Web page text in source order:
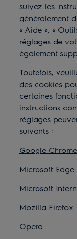
suivez les
généralement
« Aide », «
réglages de
également
Toutefois,
des cookies
certaines
instructions
réglages
suivants :
Google Chrome
Microsoft Edge
Microsoft
Mozilla Firefox
Opera